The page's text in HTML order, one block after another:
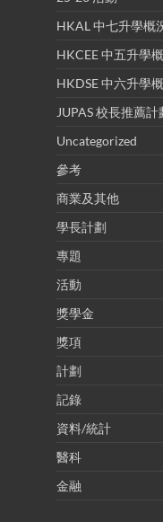
HKAL 中七升學概
HKCEE 中五升學
HKDSE 中六升學
JUPAS 校長推薦計
Uncategorized
參考
商業及其他
學長計劃
專題
活動
獎學金
獎項
計劃
記錄
資料/統計
醫科
金融